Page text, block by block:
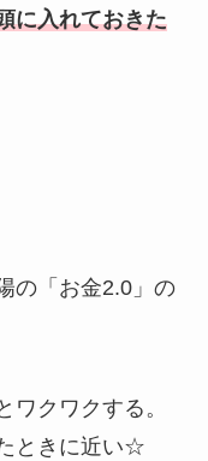
に入れておきた
の「お金2.0」の
ワクワクする。
ときに近い☆